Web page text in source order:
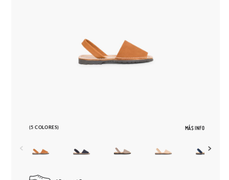
(5 COLORES) MÁS INFO